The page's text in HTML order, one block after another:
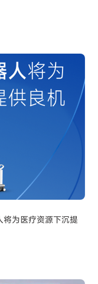
为医疗资源下沉提